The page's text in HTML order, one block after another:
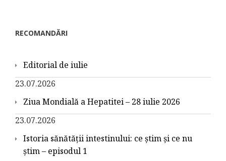
RECOMANDĂRI
Editorial de iulie
23.07.2026
Ziua Mondială a Hepatitei – 28 iulie 2026
23.07.2026
Istoria sănătății intestinului: ce știm și ce nu
știm – episodul 1